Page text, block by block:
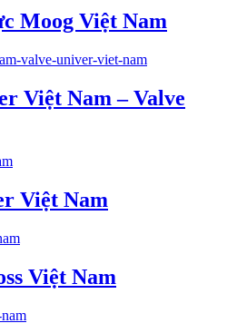
Moog Việt Nam
Việt Nam – Valve
Việt Nam
Việt Nam